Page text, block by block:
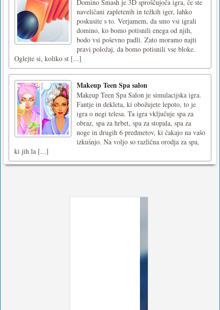
Domino Smash je 3D sproščujoča igra, če ste
naveličani zapletenih in težkih iger, lahko
poskusite s to. Verjamem, da smo vsi igrali
domino, ko bomo potisnili enega od njih,
bodo vsi poševno padli. Zato moramo najti
pravi položaj, da bomo potisnili vse bloke.
Oglejte si, koliko st [...]
Makeup Teen Spa salon
Makeup Teen Spa Salon je simulacijska igra.
Fantje in dekleta, ki obožujete lepoto, to je
igra o negi telesa. Ta igra vključuje spa za
obraz, spa za hrbet, spa za stopala, spa za
noge in drugih 6 predmetov, ki čakajo na vašo
izkušnjo. Na voljo so različna orodja za spa,
ki jih la [...]